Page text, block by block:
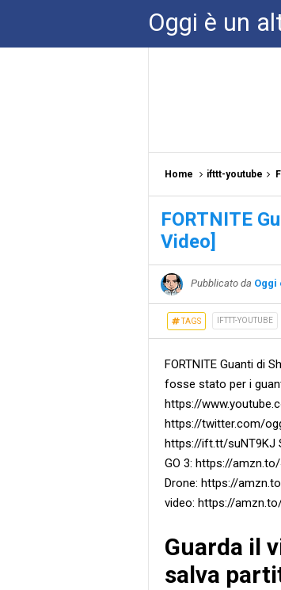
Oggi è un
Home ifttt-youtube
FORTNITE
Video]
Pubblicato da Oggi
TAGS IFTTT-YOUTUBE
FORTNITE Guanti di
fosse stato per i
https://
https://twitter.com/
https://ift.tt/suNT9KJ
GO 3: https://
Drone: https://
video: https://
Guarda il
salva